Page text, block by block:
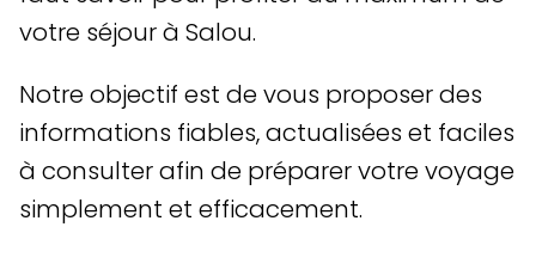
votre séjour à Salou.
Notre objectif est de vous proposer des
informations fiables, actualisées et faciles
à consulter afin de préparer votre voyage
simplement et efficacement.